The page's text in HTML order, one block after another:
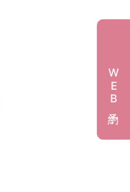
WEB予約